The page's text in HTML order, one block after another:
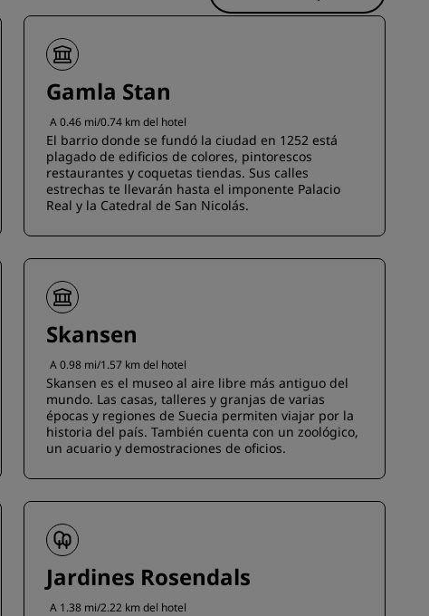
Gamla Stan
A 0.46 mi/0.74 km del hotel
El barrio donde se fundó la ciudad en 1252 está
plagado de edificios de colores, pintorescos
restaurantes y coquetas tiendas. Sus calles
estrechas te llevarán hasta el imponente Palacio
Real y la Catedral de San Nicolás.
Skansen
A 0.98 mi/1.57 km del hotel
Skansen es el museo al aire libre más antiguo del
mundo. Las casas, talleres y granjas de varias
épocas y regiones de Suecia permiten viajar por la
historia del país. También cuenta con un zoológico,
un acuario y demostraciones de oficios.
Jardines Rosendals
A 1.38 mi/2.22 km del hotel